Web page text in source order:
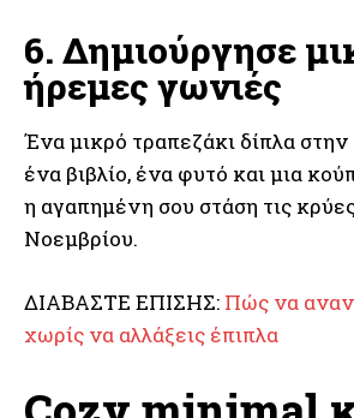
6. Δημιούργησε
ήρεμες γωνιές
Ένα μικρό τραπεζάκι δίπλα
ένα βιβλίο, ένα φυτό και μια
η αγαπημένη σου στάση τις
Νοεμβρίου.
ΔΙΑΒΑΣΤΕ ΕΠΙΣΗΣ: Πώς να
χωρίς να αλλάξεις έπιπλα